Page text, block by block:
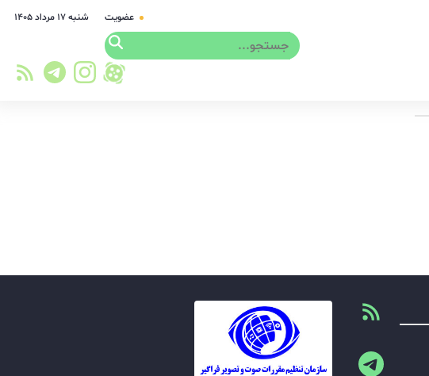
عضویت شنبه ۱۷ مرداد ۱۴۰۵